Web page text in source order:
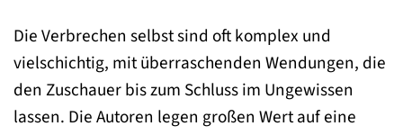
Die Verbrechen selbst sind oft komplex und
vielschichtig, mit überraschenden Wendungen, die
den Zuschauer bis zum Schluss im Ungewissen
lassen. Die Autoren legen großen Wert auf eine